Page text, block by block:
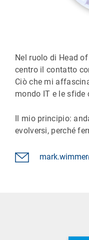
Nel ruolo di Head
centro il contatto
Ciò che mi
mondo IT e le sfide
Il mio principio:
evolversi, perché